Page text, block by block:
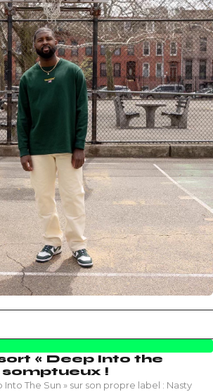
« Deep Into the
somptueux !
The Sun » sur son propre label : Nasty